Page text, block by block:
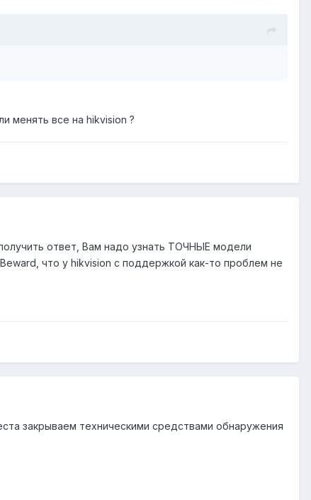
менять все на hikvision ?
ответ, Вам надо узнать ТОЧНЫЕ модели
что у hikvision с поддержкой как-то проблем не
закрываем техническими средствами обнаружения